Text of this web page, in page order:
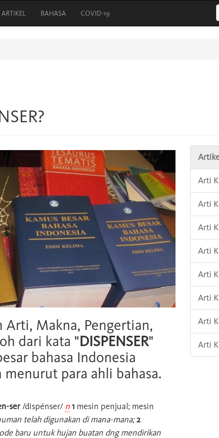
ARTIKEL BAHASA COVID-19
Makna, Pengertian,
dari kata "DISPENSER"
bahasa Indonesia
para ahli bahasa.
ser/dispénser/ n1 mesin penjual; mesin
telah digunakan di mana-mana;2
baru untuk hujan buatan dng mendirikan
Arti
Arti
Arti
Arti
Arti
Arti
Arti
Arti